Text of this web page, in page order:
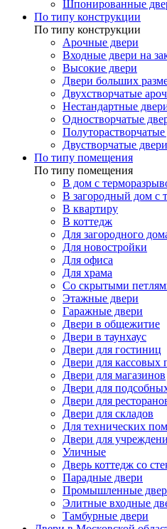
Шпонированные
По типу конструкции
По типу конструкции
Арочные двери
Входные двери на
Высокие двери
Двери больших
Двухстворчатые
Нестандартные
Одностворчатые
Полуторастворчатые
Двустворчатые двери
По типу помещения
По типу помещения
В дом с
В загородный дом с
В квартиру
В коттедж
Для загородного
Для новостройки
Для офиса
Для храма
Со скрытыми
Этажные двери
Гаражные двери
Двери в общежитие
Двери в таунхаус
Двери для гостиниц
Двери для кассовых
Двери для магазинов
Двери для
Двери для
Двери для складов
Для технических
Двери для
Уличные
Дверь коттедж со
Парадные двери
Промышленные
Элитные входные
Тамбурные двери